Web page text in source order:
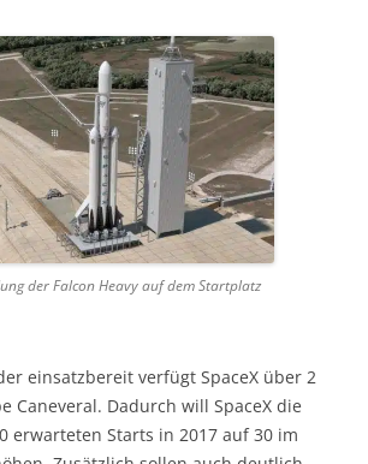
der Falcon Heavy auf dem Startplatz
einsatzbereit verfügt SpaceX über 2
Caneveral. Dadurch will SpaceX die
erwarteten Starts in 2017 auf 30 im